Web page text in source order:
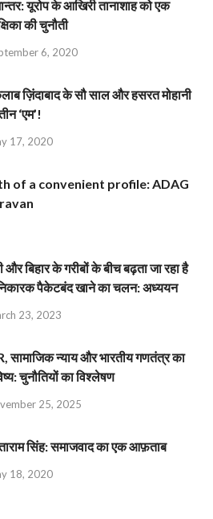
यूरोप के आखिरी तानाशाह को एक
की चुनौती
6, 2020
ज़िंदाबाद के सौ साल और हसरत मोहानी
‘एम’!
17, 2020
of a convenient profile: ADAG
और बिहार के गरीबों के बीच बढ़ता जा रहा है
पैकेटबंद खाने का चलन: अध्ययन
23, 2023
सामाजिक न्याय और भारतीय गणतंत्र का
चुनौतियों का विश्लेषण
25, 2025
सिंह: समाजवाद का एक आफ़ताब
18, 2020